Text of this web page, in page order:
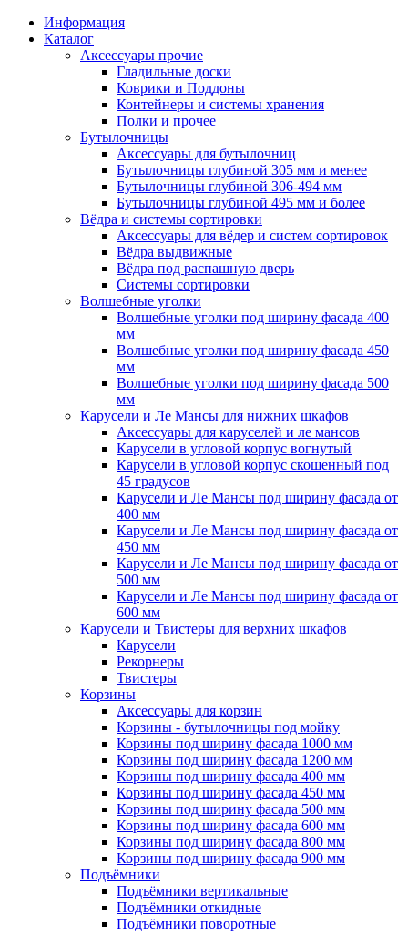
Информация
Каталог
Аксессуары прочие
Гладильные доски
Коврики и Поддоны
Контейнеры и системы хранения
Полки и прочее
Бутылочницы
Аксессуары для бутылочниц
Бутылочницы глубиной 305 мм и менее
Бутылочницы глубиной 306-494 мм
Бутылочницы глубиной 495 мм и более
Вёдра и системы сортировки
Аксессуары для вёдер и систем сортировок
Вёдра выдвижные
Вёдра под распашную дверь
Системы сортировки
Волшебные уголки
Волшебные уголки под ширину фасада 400
мм
Волшебные уголки под ширину фасада 450
мм
Волшебные уголки под ширину фасада 500
мм
Карусели и Ле Мансы для нижних шкафов
Аксессуары для каруселей и ле мансов
Карусели в угловой корпус вогнутый
Карусели в угловой корпус скошенный под
45 градусов
Карусели и Ле Мансы под ширину фасада от
400 мм
Карусели и Ле Мансы под ширину фасада от
450 мм
Карусели и Ле Мансы под ширину фасада от
500 мм
Карусели и Ле Мансы под ширину фасада от
600 мм
Карусели и Твистеры для верхних шкафов
Карусели
Рекорнеры
Твистеры
Корзины
Аксессуары для корзин
Корзины - бутылочницы под мойку
Корзины под ширину фасада 1000 мм
Корзины под ширину фасада 1200 мм
Корзины под ширину фасада 400 мм
Корзины под ширину фасада 450 мм
Корзины под ширину фасада 500 мм
Корзины под ширину фасада 600 мм
Корзины под ширину фасада 800 мм
Корзины под ширину фасада 900 мм
Подъёмники
Подъёмники вертикальные
Подъёмники откидные
Подъёмники поворотные